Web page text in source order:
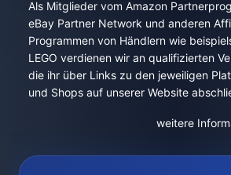
Als Mitglieder vom Amazon
eBay Partner Network und anderen
Programmen von Händlern wie
LEGO verdienen wir an qualifizierten
die ihr über Links zu den jeweiligen
und Shops auf unserer Website
weitere